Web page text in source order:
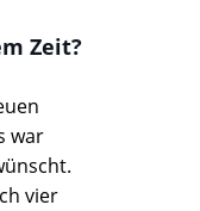
Zeit?
war
vier